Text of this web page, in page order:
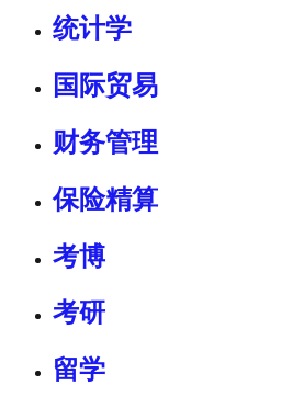
统计学
国际贸易
财务管理
保险精算
考博
考研
留学